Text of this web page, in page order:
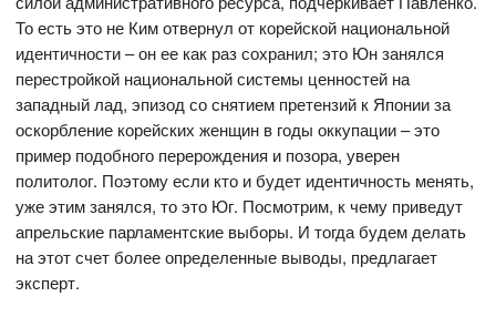
То есть это не Ким отвернул от корейской национальной
идентичности – он ее как раз сохранил; это Юн занялся
перестройкой национальной системы ценностей на
западный лад, эпизод со снятием претензий к Японии за
оскорбление корейских женщин в годы оккупации – это
пример подобного перерождения и позора, уверен
политолог. Поэтому если кто и будет идентичность менять,
уже этим занялся, то это Юг. Посмотрим, к чему приведут
апрельские парламентские выборы. И тогда будем делать
на этот счет более определенные выводы, предлагает
эксперт.